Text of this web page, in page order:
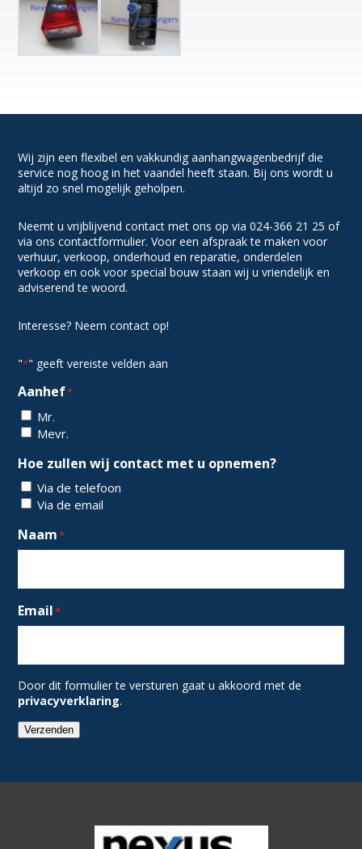
Wij zijn een flexibel en vakkundig aanhangwagenbedrijf die
service nog hoog in het vaandel heeft staan. Bij ons wordt u
altijd zo snel mogelijk geholpen.
Neemt u vrijblijvend contact met ons op via 024-366 21 25 of
via ons contactformulier. Voor een afspraak te maken voor
verhuur, verkoop, onderhoud en reparatie, onderdelen
verkoop en ook voor special bouw staan wij u vriendelijk en
adviserend te woord.
Interesse? Neem contact op!
"*" geeft vereiste velden aan
Aanhef*
Mr.
Mevr.
Hoe zullen wij contact met u opnemen?
Via de telefoon
Via de email
Naam*
Email*
Door dit formulier te versturen gaat u akkoord met de
privacyverklaring.
Verzenden